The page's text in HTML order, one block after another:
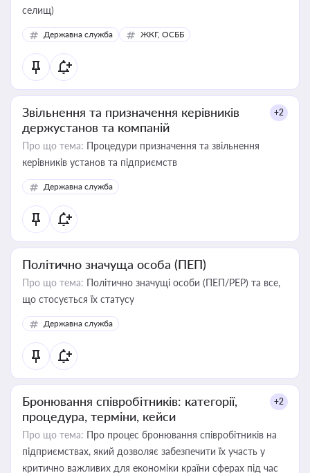
селищ)
Державна служба ЖКГ, ОСББ
Звільнення та призначення керівників
держустанов та компаній
+2
Про що тема: Процедури призначення та звільнення
керівників установ та підприємств
Державна служба
Політично значуща особа (ПЕП)
Про що тема: Політично значущі особи (ПЕП/PEP) та все,
що стосується їх статусу
Державна служба
Бронювання співробітників: категорії,
процедура, терміни, кейси
+2
Про що тема: Про процес бронювання співробітників на
підприємствах, який дозволяє забезпечити їх участь у
критично важливих для економіки країни сферах під час